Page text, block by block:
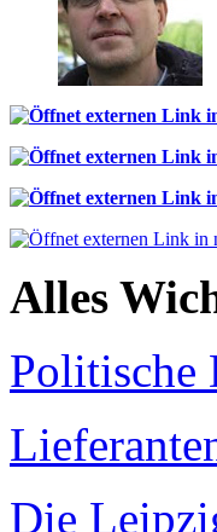
Alles
Politische
Die